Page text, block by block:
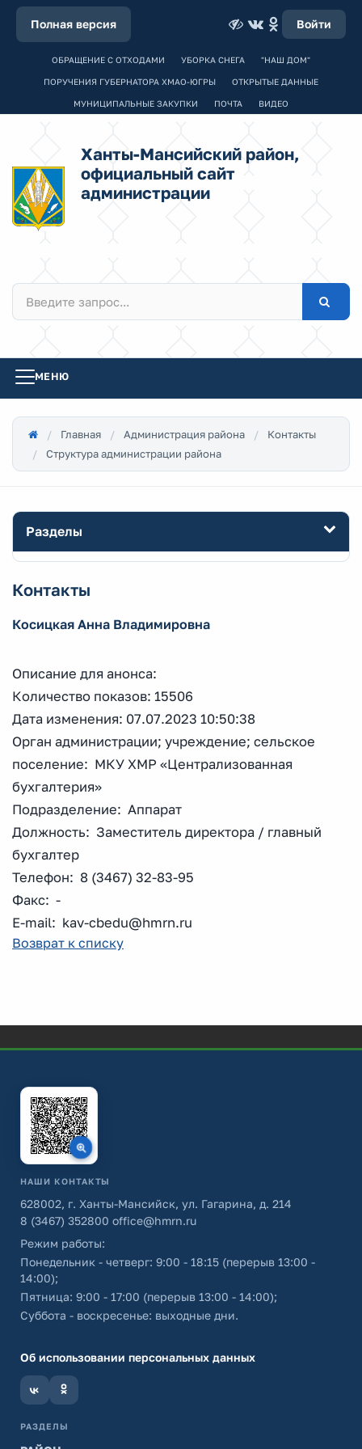
Полная версия Войти
ОБРАЩЕНИЕ С ОТХОДАМИ УБОРКА СНЕГА "НАШ ДОМ"
ПОРУЧЕНИЯ ГУБЕРНАТОРА ХМАО-ЮГРЫ ОТКРЫТЫЕ ДАННЫЕ
МУНИЦИПАЛЬНЫЕ ЗАКУПКИ ПОЧТА ВИДЕО
Ханты-Мансийский район,
официальный сайт
администрации
МЕНЮ
Главная Администрация района
Контакты
Структура администрации района
Разделы
Контакты
Косицкая Анна Владимировна
Описание для анонса:
Количество показов: 15506
Дата изменения: 07.07.2023 10:50:38
Орган администрации; учреждение; сельское
поселение: МКУ ХМР «Централизованная
бухгалтерия»
Подразделение: Аппарат
Должность: Заместитель директора / главный
бухгалтер
Телефон: 8 (3467) 32-83-95
Факс: -
E-mail: kav-cbedu@hmrn.ru
Возврат к списку
НАШИ КОНТАКТЫ
628002, г. Ханты-Мансийск, ул. Гагарина, д. 214
8 (3467) 352800 office@hmrn.ru
Режим работы:
Понедельник - четверг: 9:00 - 18:15 (перерыв 13:00 -
14:00);
Пятница: 9:00 - 17:00 (перерыв 13:00 - 14:00);
Суббота - воскресенье: выходные дни.
Об использовании персональных данных
РАЗДЕЛЫ